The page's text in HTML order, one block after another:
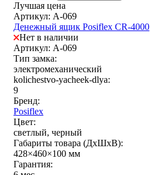
Лучшая цена
Артикул: A-069
Денежный ящик Posiflex CR-4000
Нет в наличии
Артикул: A-069
Тип замка:
электромеханический
kolichestvo-yacheek-dlya:
9
Бренд:
Posiflex
Цвет:
светлый, черный
Габариты товара (ДxШxВ):
428×460×100 мм
Гарантия: